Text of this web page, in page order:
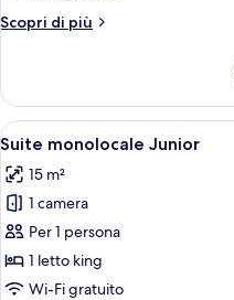
1Scopri di più
Altri
monolocale
Junior,
1
king
Apri
tutte
le
foto
per
Suite
monolocale
5
Suite monolocale Junior
15 m²
1 camera
Per 1 persona
1 letto king
Wi-Fi gratuito